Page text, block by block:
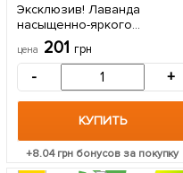
Эксклюзив! Лаванда
насыщенно-яркого
фиолетового цвета
"Матильда" (Matilda)
(премиальный,
вечнозеленый,
морозостойкий сорт) 1
саженец в упаковке
цена 201грн
- +
КУПИТЬ
+8.04 грн бонусов за покупку